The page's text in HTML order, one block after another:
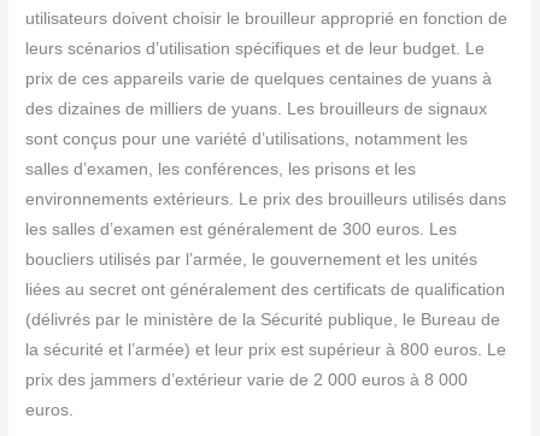
utilisateurs doivent choisir le brouilleur approprié en fonction de
leurs scénarios d’utilisation spécifiques et de leur budget. Le
prix de ces appareils varie de quelques centaines de yuans à
des dizaines de milliers de yuans. Les brouilleurs de signaux
sont conçus pour une variété d’utilisations, notamment les
salles d’examen, les conférences, les prisons et les
environnements extérieurs. Le prix des brouilleurs utilisés dans
les salles d’examen est généralement de 300 euros. Les
boucliers utilisés par l’armée, le gouvernement et les unités
liées au secret ont généralement des certificats de qualification
(délivrés par le ministère de la Sécurité publique, le Bureau de
la sécurité et l’armée) et leur prix est supérieur à 800 euros. Le
prix des jammers d’extérieur varie de 2 000 euros à 8 000
euros.